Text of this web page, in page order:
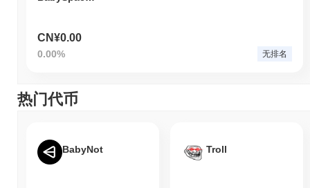
CN¥0.00
0.00% 无排名
热门代币
BabyNot Troll